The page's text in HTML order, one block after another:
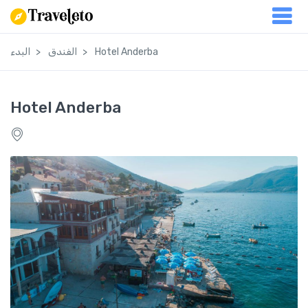
البدء الفندق Hotel Anderba
Hotel Anderba